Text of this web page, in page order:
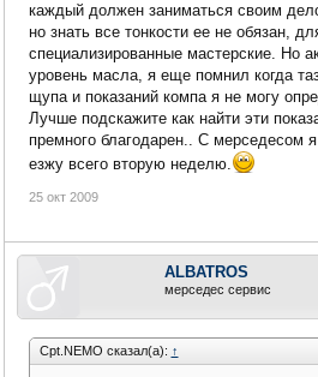
каждый должен заниматься своим
но знать все тонкости ее не обязан,
специализированные мастерские. Но
уровень масла, я еще помнил когда
щупа и показаний компа я не могу
Лучше подскажите как найти эти
премного благодарен.. С мерседесом
езжу всего вторую неделю.
25 окт 2009
ALBATROS
мерседес сервис
Cpt.NEMO сказал(а): ↑